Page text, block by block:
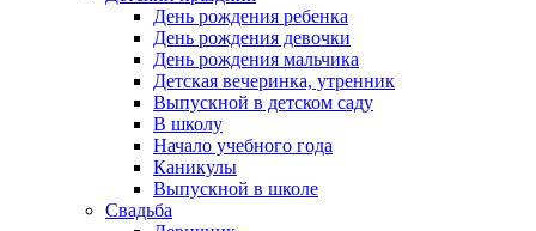
День рождения ребенка
День рождения девочки
День рождения мальчика
Детская вечеринка, утренник
Выпускной в детском саду
В школу
Начало учебного года
Каникулы
Выпускной в школе
Свадьба